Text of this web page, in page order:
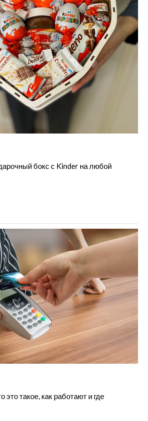
бокс с Kinder на любой
это такое, как работают и где